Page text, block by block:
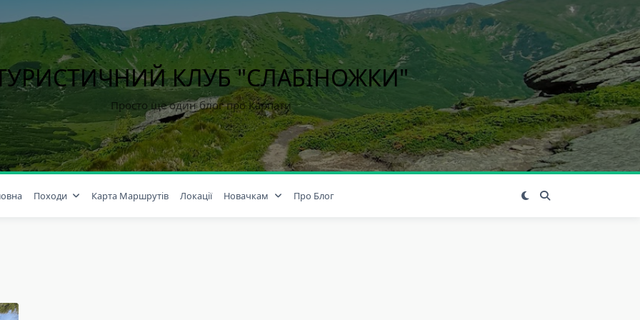
КЛУБ "СЛАБІНОЖКИ"
Просто ще один блог про Карпати
Походи Карта Маршрутів Локації Новачкам Про Блог